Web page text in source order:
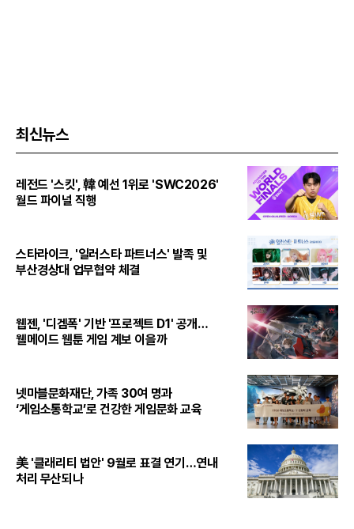
최신뉴스
레전드 '스킷', 韓 예선 1위로 'SWC2026'
월드 파이널 직행
스타라이크, '일러스타 파트너스' 발족 및
부산경상대 업무협약 체결
웹젠, '디겜폭' 기반 '프로젝트 D1' 공개…
웰메이드 웹툰 게임 계보 이을까
넷마블문화재단, 가족 30여 명과
‘게임소통학교’로 건강한 게임문화 교육
美 '클래리티 법안' 9월로 표결 연기…연내
처리 무산되나